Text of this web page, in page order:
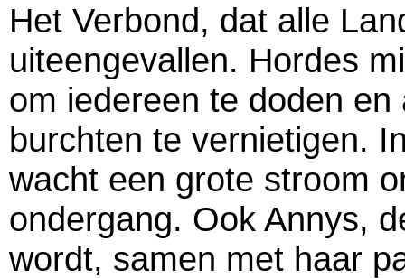
Het Verbond, dat alle
uiteengevallen. Hordes
om iedereen te doden
burchten te vernietigen.
wacht een grote stroom
ondergang. Ook Annys,
wordt, samen met haar